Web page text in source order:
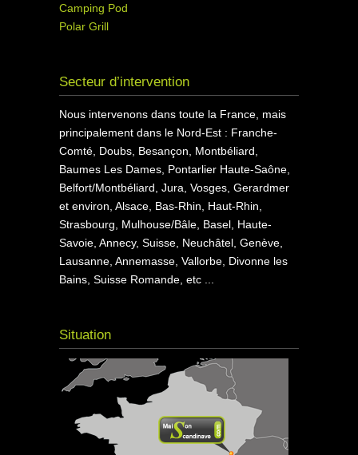
Camping Pod
Polar Grill
Secteur d’intervention
Nous intervenons dans toute la France, mais
principalement dans le Nord-Est : Franche-
Comté, Doubs, Besançon, Montbéliard,
Baumes Les Dames, Pontarlier Haute-Saône,
Belfort/Montbéliard, Jura, Vosges, Gerardmer
et environ, Alsace, Bas-Rhin, Haut-Rhin,
Strasbourg, Mulhouse/Bâle, Basel, Haute-
Savoie, Annecy, Suisse, Neuchâtel, Genève,
Lausanne, Annemasse, Vallorbe, Divonne les
Bains, Suisse Romande, etc ...
Situation